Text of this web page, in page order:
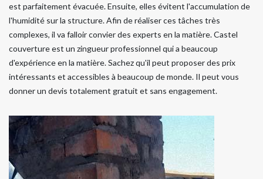
est parfaitement évacuée. Ensuite, elles évitent l'accumulation de
l'humidité sur la structure. Afin de réaliser ces tâches très
complexes, il va falloir convier des experts en la matière. Castel
couverture est un zingueur professionnel qui a beaucoup
d'expérience en la matière. Sachez qu'il peut proposer des prix
intéressants et accessibles à beaucoup de monde. Il peut vous
donner un devis totalement gratuit et sans engagement.